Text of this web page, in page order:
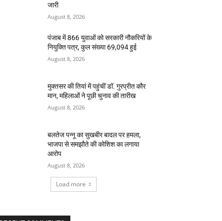
जारी
August 8, 2026
पंजाब में 866 युवाओं को सरकारी नौकरियों के
नियुक्ति पत्र, कुल संख्या 69,094 हुई
August 8, 2026
मुक्तसर की तियां में पहुंचीं डॉ. गुरप्रीत कौर
मान, महिलाओं ने पूछी चुनाव की तारीख
August 8, 2026
बलतेज पन्नू का सुखबीर बादल पर हमला,
भाजपा से समझौते की कोशिश का लगाया
आरोप
August 8, 2026
Load more